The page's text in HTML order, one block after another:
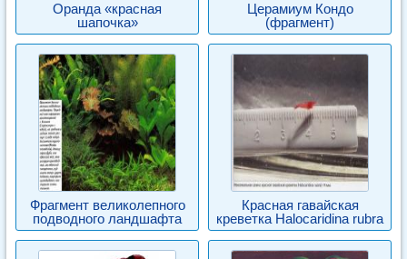
Оранда «красная
шапочка»
Церамиум Кондо
(фрагмент)
Фрагмент великолепного
подводного ландшафта
Красная гавайская
креветка Halocaridina rubra